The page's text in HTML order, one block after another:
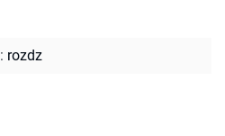
: rozdz